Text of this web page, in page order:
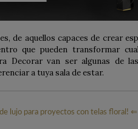
de aquellos capaces de crear
que pueden transformar
Decorar van ser algunas de
a tuya sala de estar.
lujo para proyectos con telas floral! ⇐